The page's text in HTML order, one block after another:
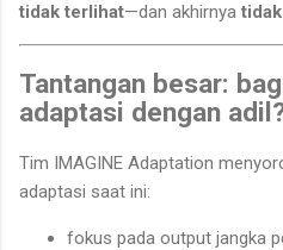
tidak terlihat—dan akhirnya
Tantangan besar:
adaptasi dengan
Tim IMAGINE Adaptation
adaptasi saat ini:
fokus pada output jangka